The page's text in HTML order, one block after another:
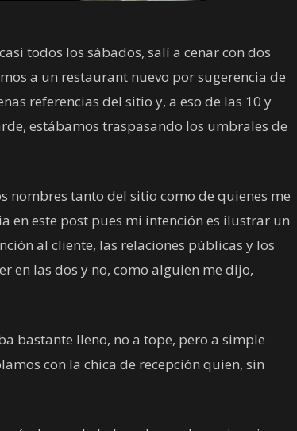
todos los sábados, salí a cenar con dos
a un restaurant nuevo por sugerencia de
referencias del sitio y, a eso de las 10 y
estábamos traspasando los umbrales de
nombres tanto del sitio como de quienes me
en este post pues mi intención es ilustrar un
al cliente, las relaciones públicas y los
en las dos y no, como alguien me dijo,
bastante lleno, no a tope, pero a simple
con la chica de recepción quien, sin